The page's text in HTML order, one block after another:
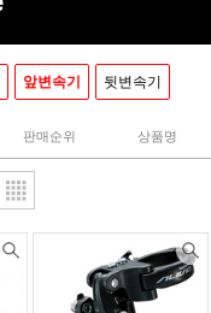
앞변속기 뒷변속기
판매순위 상품명